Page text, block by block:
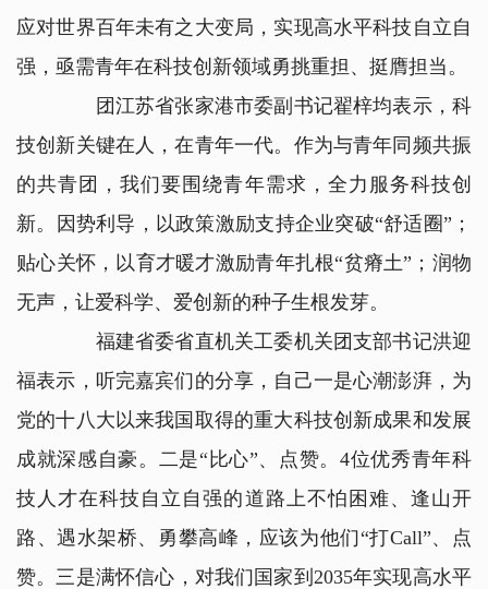
应对世界百年未有之大变局，实现高水平科技自立自
强，亟需青年在科技创新领域勇挑重担、挺膺担当。
团江苏省张家港市委副书记翟梓均表示，科
技创新关键在人，在青年一代。作为与青年同频共振
的共青团，我们要围绕青年需求，全力服务科技创
新。因势利导，以政策激励支持企业突破“舒适圈”；
贴心关怀，以育才暖才激励青年扎根“贫瘠土”；润物
无声，让爱科学、爱创新的种子生根发芽。
福建省委省直机关工委机关团支部书记洪迎
福表示，听完嘉宾们的分享，自己一是心潮澎湃，为
党的十八大以来我国取得的重大科技创新成果和发展
成就深感自豪。二是“比心”、点赞。4位优秀青年科
技人才在科技自立自强的道路上不怕困难、逢山开
路、遇水架桥、勇攀高峰，应该为他们“打Call”、点
赞。三是满怀信心，对我们国家到2035年实现高水平